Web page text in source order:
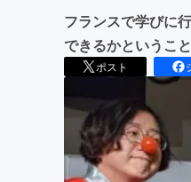
フランスで学びに
できるかというこ
ポスト